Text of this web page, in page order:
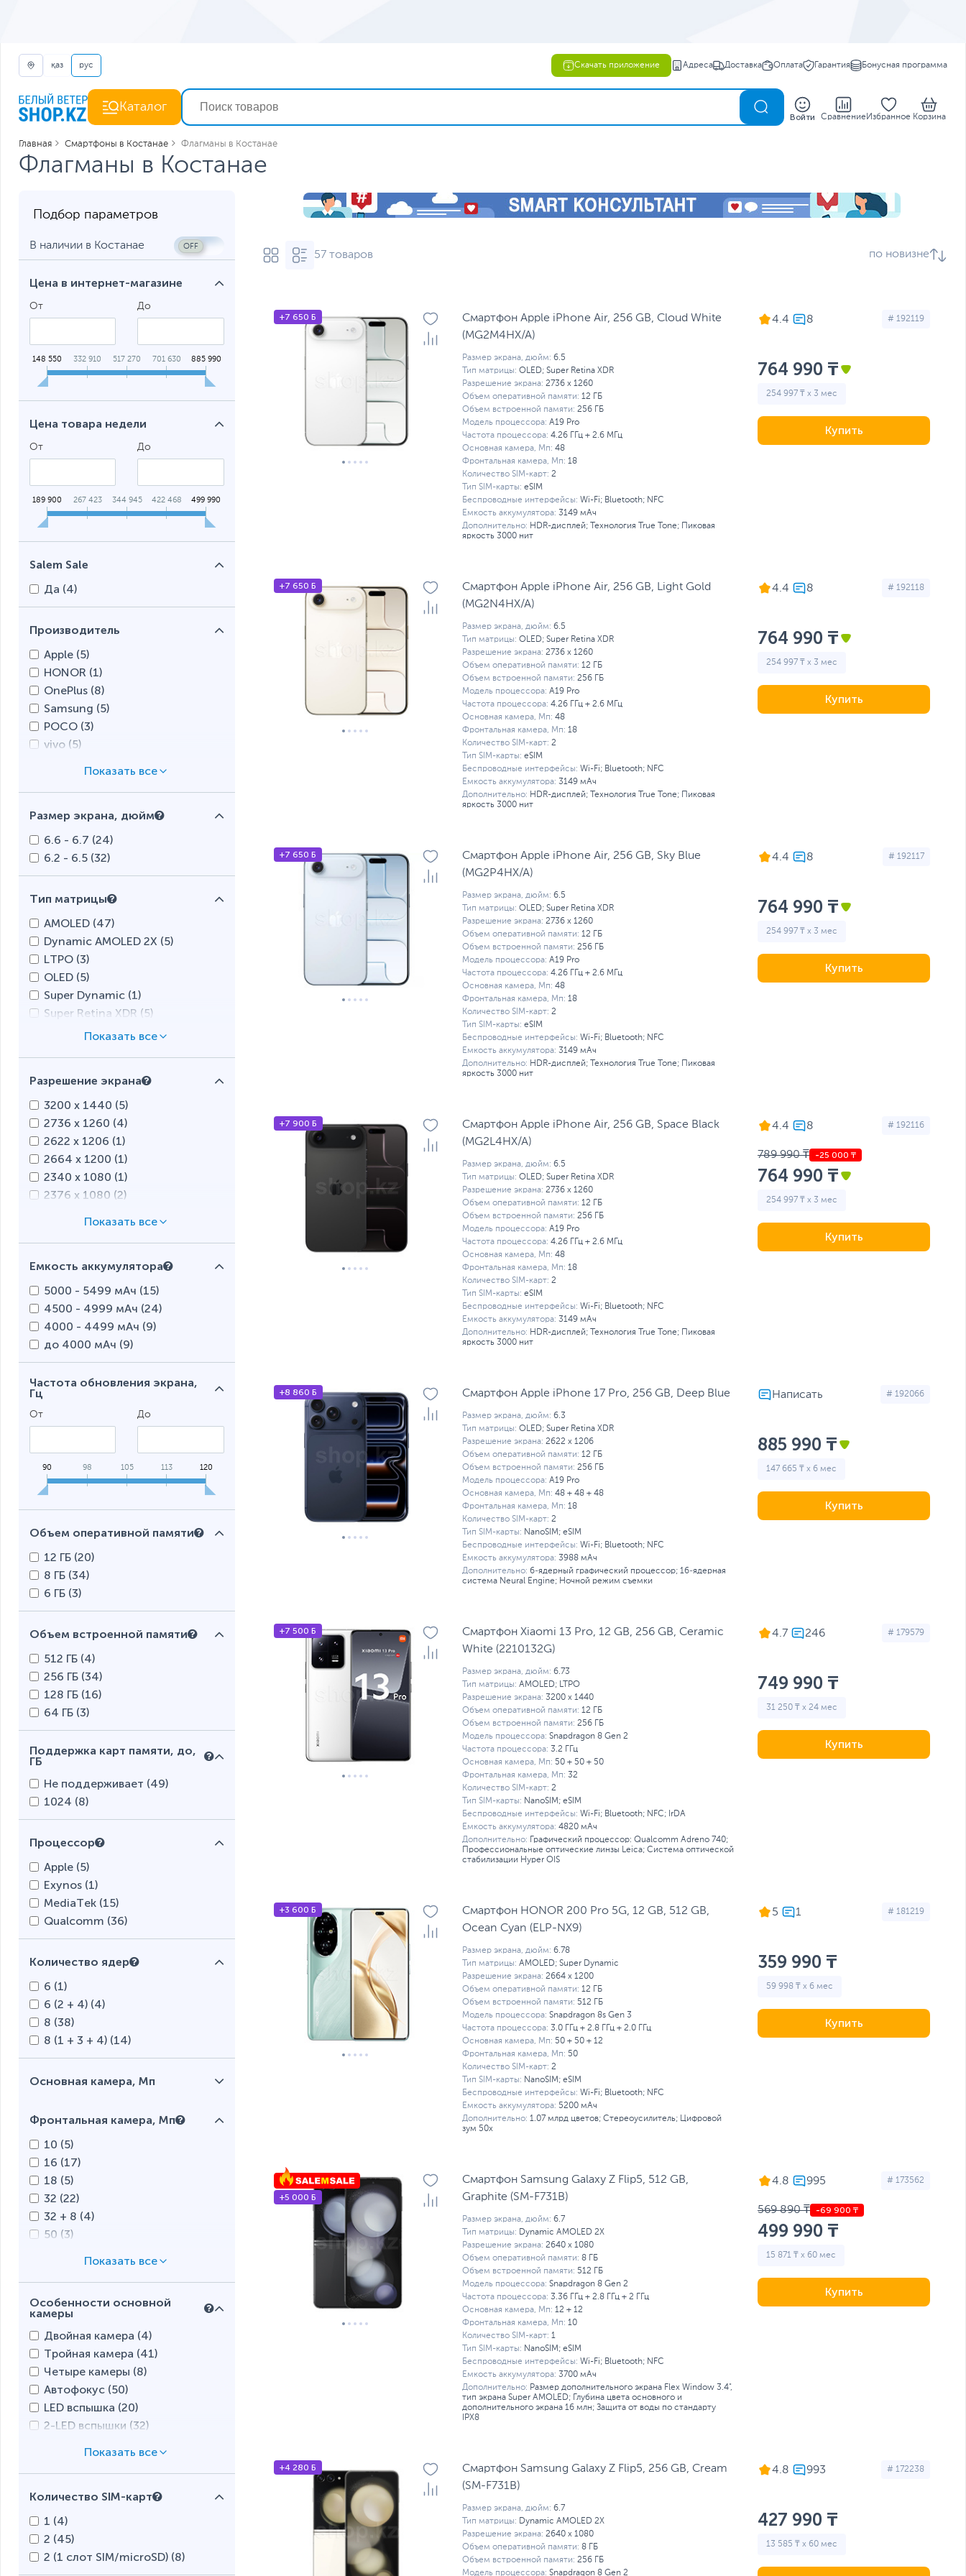
қаз рус Скачать приложение Адреса Доставка Оплата Гарантия Бонусная программа
Каталог
Войти Сравнение Избранное Корзина
Главная Смартфоны в Костанае Флагманы в Костанае
Флагманы в Костанае
Подбор параметров
В наличии в Костанае
Цена в интернет-магазине
От До
148 550 332 910 517 270 701 630 885 990
Цена товара недели
От До
189 900 267 423 344 945 422 468 499 990
Salem Sale
Да (4)
Производитель
Apple (5)
HONOR (1)
OnePlus (8)
Samsung (5)
POCO (3)
vivo (5)
Размер экрана, дюйм
6.6 - 6.7 (24)
6.2 - 6.5 (32)
Тип матрицы
AMOLED (47)
Dynamic AMOLED 2X (5)
LTPO (3)
OLED (5)
Super Dynamic (1)
Super Retina XDR (5)
Разрешение экрана
3200 x 1440 (5)
2736 x 1260 (4)
2622 x 1206 (1)
2664 x 1200 (1)
2340 x 1080 (1)
2376 x 1080 (2)
Емкость аккумулятора
5000 - 5499 мАч (15)
4500 - 4999 мАч (24)
4000 - 4499 мАч (9)
до 4000 мАч (9)
Частота обновления экрана,
Гц
От До
90 98 105 113 120
Объем оперативной памяти
12 ГБ (20)
8 ГБ (34)
6 ГБ (3)
Объем встроенной памяти
512 ГБ (4)
256 ГБ (34)
128 ГБ (16)
64 ГБ (3)
Поддержка карт памяти, до,
ГБ
Не поддерживает (49)
1024 (8)
Процессор
Apple (5)
Exynos (1)
MediaTek (15)
Qualcomm (36)
Количество ядер
6 (1)
6 (2 + 4) (4)
8 (38)
8 (1 + 3 + 4) (14)
Основная камера, Мп
Фронтальная камера, Мп
10 (5)
16 (17)
18 (5)
32 (22)
32 + 8 (4)
50 (3)
Особенности основной
камеры
Двойная камера (4)
Тройная камера (41)
Четыре камеры (8)
Автофокус (50)
LED вспышка (20)
2-LED вспышки (32)
изображения (OIS) (37)
Количество SIM-карт
1 (4)
2 (45)
2 (1 слот SIM/microSD) (8)
57 товаров по новизне
+7 650 Б
Смартфон Apple iPhone Air, 256 GB, Cloud White
(MG2M4HX/A)
Размер экрана, дюйм: 6.5
Тип матрицы: OLED; Super Retina XDR
Разрешение экрана: 2736 x 1260
Объем оперативной памяти: 12 ГБ
Объем встроенной памяти: 256 ГБ
Модель процессора: A19 Pro
Частота процессора: 4.26 ГГц + 2.6 МГц
Основная камера, Мп: 48
Фронтальная камера, Мп: 18
Количество SIM-карт: 2
Тип SIM-карты: eSIM
Беспроводные интерфейсы: Wi-Fi; Bluetooth; NFC
Емкость аккумулятора: 3149 мАч
Дополнительно: HDR-дисплей; Технология True Tone; Пиковая
яркость 3000 нит
4.4 # 192119
764 990 ₸
254 997 ₸ x 3 мес
Купить
+7 650 Б
Смартфон Apple iPhone Air, 256 GB, Light Gold
(MG2N4HX/A)
Размер экрана, дюйм: 6.5
Тип матрицы: OLED; Super Retina XDR
Разрешение экрана: 2736 x 1260
Объем оперативной памяти: 12 ГБ
Объем встроенной памяти: 256 ГБ
Модель процессора: A19 Pro
Частота процессора: 4.26 ГГц + 2.6 МГц
Основная камера, Мп: 48
Фронтальная камера, Мп: 18
Количество SIM-карт: 2
Тип SIM-карты: eSIM
Беспроводные интерфейсы: Wi-Fi; Bluetooth; NFC
Емкость аккумулятора: 3149 мАч
Дополнительно: HDR-дисплей; Технология True Tone; Пиковая
яркость 3000 нит
4.4 # 192118
764 990 ₸
254 997 ₸ x 3 мес
Купить
+7 650 Б
Смартфон Apple iPhone Air, 256 GB, Sky Blue
(MG2P4HX/A)
Размер экрана, дюйм: 6.5
Тип матрицы: OLED; Super Retina XDR
Разрешение экрана: 2736 x 1260
Объем оперативной памяти: 12 ГБ
Объем встроенной памяти: 256 ГБ
Модель процессора: A19 Pro
Частота процессора: 4.26 ГГц + 2.6 МГц
Основная камера, Мп: 48
Фронтальная камера, Мп: 18
Количество SIM-карт: 2
Тип SIM-карты: eSIM
Беспроводные интерфейсы: Wi-Fi; Bluetooth; NFC
Емкость аккумулятора: 3149 мАч
Дополнительно: HDR-дисплей; Технология True Tone; Пиковая
яркость 3000 нит
4.4 # 192117
764 990 ₸
254 997 ₸ x 3 мес
Купить
+7 900 Б
Смартфон Apple iPhone Air, 256 GB, Space Black
(MG2L4HX/A)
Размер экрана, дюйм: 6.5
Тип матрицы: OLED; Super Retina XDR
Разрешение экрана: 2736 x 1260
Объем оперативной памяти: 12 ГБ
Объем встроенной памяти: 256 ГБ
Модель процессора: A19 Pro
Частота процессора: 4.26 ГГц + 2.6 МГц
Основная камера, Мп: 48
Фронтальная камера, Мп: 18
Количество SIM-карт: 2
Тип SIM-карты: eSIM
Беспроводные интерфейсы: Wi-Fi; Bluetooth; NFC
Емкость аккумулятора: 3149 мАч
Дополнительно: HDR-дисплей; Технология True Tone; Пиковая
яркость 3000 нит
4.4 # 192116
789 990 ₸
764 990 ₸
254 997 ₸ x 3 мес
Купить
+8 860 Б Смартфон Apple iPhone 17 Pro, 256 GB, Deep Blue
Размер экрана, дюйм: 6.3
Тип матрицы: OLED; Super Retina XDR
Разрешение экрана: 2622 x 1206
Объем оперативной памяти: 12 ГБ
Объем встроенной памяти: 256 ГБ
Модель процессора: A19 Pro
Основная камера, Мп: 48 + 48 + 48
Фронтальная камера, Мп: 18
Количество SIM-карт: 2
Тип SIM-карты: NanoSIM; eSIM
Беспроводные интерфейсы: Wi-Fi; Bluetooth; NFC
Емкость аккумулятора: 3988 мАч
Дополнительно: 6‑ядерный графический процессор; 16‑ядерная
система Neural Engine; Ночной режим съемки
# 192066
885 990 ₸
147 665 ₸ x 6 мес
Купить
+7 500 Б
Смартфон Xiaomi 13 Pro, 12 GB, 256 GB, Ceramic
White (2210132G)
Размер экрана, дюйм: 6.73
Тип матрицы: AMOLED; LTPO
Разрешение экрана: 3200 x 1440
Объем оперативной памяти: 12 ГБ
Объем встроенной памяти: 256 ГБ
Модель процессора: Snapdragon 8 Gen 2
Частота процессора: 3.2 ГГц
Основная камера, Мп: 50 + 50 + 50
Фронтальная камера, Мп: 32
Количество SIM-карт: 2
Тип SIM-карты: NanoSIM; eSIM
Беспроводные интерфейсы: Wi-Fi; Bluetooth; NFC; IrDA
Емкость аккумулятора: 4820 мАч
Дополнительно:
Графический процессор: Qualcomm Adreno 740;
Профессиональные оптические линзы Leica; Cистема оптической
стабилизации Hyper OIS
4.7 # 179579
749 990 ₸
31 250 ₸ x 24 мес
Купить
+3 600 Б
Смартфон HONOR 200 Pro 5G, 12 GB, 512 GB,
Ocean Cyan (ELP-NX9)
Размер экрана, дюйм: 6.78
Тип матрицы: AMOLED; Super Dynamic
Разрешение экрана: 2664 x 1200
Объем оперативной памяти: 12 ГБ
Объем встроенной памяти: 512 ГБ
Модель процессора: Snapdragon 8s Gen 3
Частота процессора: 3.0 ГГц + 2.8 ГГц + 2.0 ГГц
Основная камера, Мп: 50 + 50 + 12
Фронтальная камера, Мп: 50
Количество SIM-карт: 2
Тип SIM-карты: NanoSIM; eSIM
Беспроводные интерфейсы: Wi-Fi; Bluetooth; NFC
Емкость аккумулятора: 5200 мАч
Дополнительно: 1.07 млрд цветов; Стереоусилитель; Цифровой
зум 50x
5 # 181219
359 990 ₸
59 998 ₸ x 6 мес
Купить
+5 000 Б
Смартфон Samsung Galaxy Z Flip5, 512 GB,
Graphite (SM-F731B)
Размер экрана, дюйм: 6.7
Тип матрицы: Dynamic AMOLED 2X
Разрешение экрана: 2640 x 1080
Объем оперативной памяти: 8 ГБ
Объем встроенной памяти: 512 ГБ
Модель процессора: Snapdragon 8 Gen 2
Частота процессора: 3.36 ГГц + 2.8 ГГц + 2 ГГц
Основная камера, Мп: 12 + 12
Фронтальная камера, Мп: 10
Количество SIM-карт: 1
Тип SIM-карты: NanoSIM; eSIM
Беспроводные интерфейсы: Wi-Fi; Bluetooth; NFC
Емкость аккумулятора: 3700 мАч
Дополнительно: Размер дополнительного экрана Flex Window 3.4",
тип экрана Super AMOLED; Глубина цвета основного и
дополнительного экрана 16 млн; Защита от воды по стандарту
IPX8
4.8 # 173562
569 890 ₸
499 990 ₸
15 871 ₸ x 60 мес
Купить
+4 280 Б
Смартфон Samsung Galaxy Z Flip5, 256 GB, Cream
(SM-F731B)
Размер экрана, дюйм: 6.7
Тип матрицы: Dynamic AMOLED 2X
Разрешение экрана: 2640 x 1080
Объем оперативной памяти: 8 ГБ
Объем встроенной памяти: 256 ГБ
Модель процессора: Snapdragon 8 Gen 2
4.8 # 172238
427 990 ₸
13 585 ₸ x 60 мес